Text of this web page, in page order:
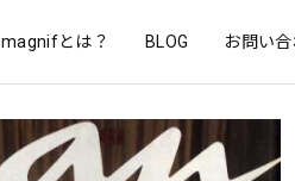
magnifとは？ BLOG お問い